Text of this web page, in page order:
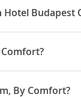
Hotel Budapest
a partir de las
minutos en coche
en coche
By Comfort?